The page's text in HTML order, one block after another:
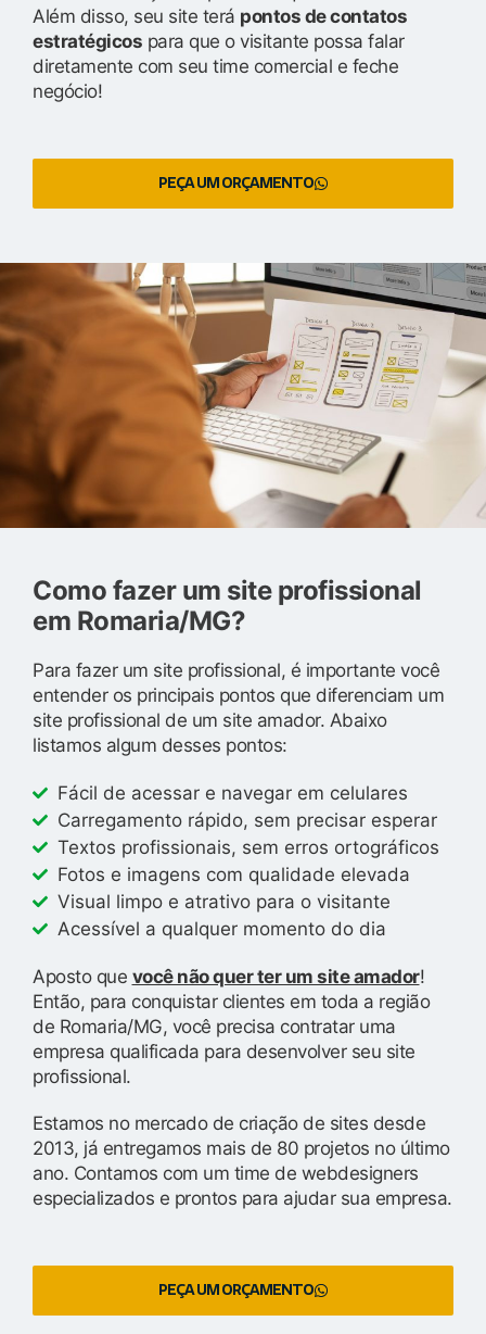
Além disso, seu site terá pontos de contatos
estratégicos para que o visitante possa falar
diretamente com seu time comercial e feche
negócio!
PEÇA UM ORÇAMENTO
Como fazer um site profissional
em Romaria/MG?
Para fazer um site profissional, é importante você
entender os principais pontos que diferenciam um
site profissional de um site amador. Abaixo
listamos algum desses pontos:
Fácil de acessar e navegar em celulares
Carregamento rápido, sem precisar esperar
Textos profissionais, sem erros ortográficos
Fotos e imagens com qualidade elevada
Visual limpo e atrativo para o visitante
Acessível a qualquer momento do dia
Aposto que você não quer ter um site amador!
Então, para conquistar clientes em toda a região
de Romaria/MG, você precisa contratar uma
empresa qualificada para desenvolver seu site
profissional.
Estamos no mercado de criação de sites desde
2013, já entregamos mais de 80 projetos no último
ano. Contamos com um time de webdesigners
especializados e prontos para ajudar sua empresa.
PEÇA UM ORÇAMENTO